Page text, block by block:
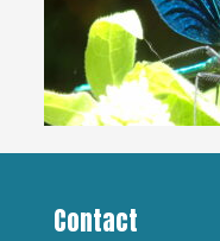
Contact